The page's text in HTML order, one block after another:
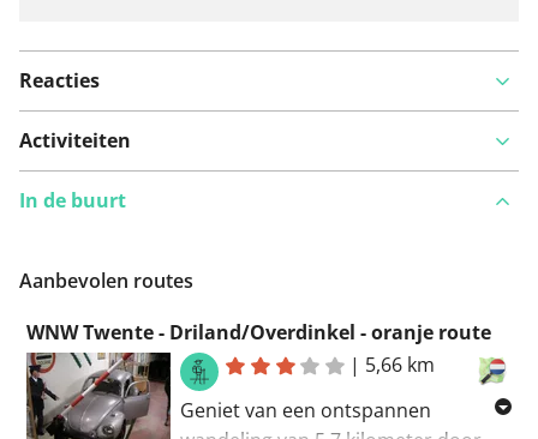
Reacties
Activiteiten
In de buurt
Aanbevolen routes
WNW Twente - Driland/Overdinkel - oranje route
| 5,66 km
Geniet van een ontspannen